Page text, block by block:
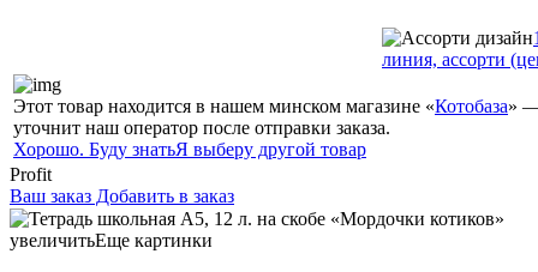
линия, ассорти
Этот товар находится в нашем минском магазине «Котобаза» —
уточнит наш оператор после отправки заказа.
Хорошо. Буду знатьЯ выберу другой товар
Profit
Ваш заказ Добавить в заказ
Тетрадь школьная А5, 12 л. на скобе «Мордочки котиков»
165×205 мм, линия, ассорти 0,90 113947
увеличитьЕще картинки